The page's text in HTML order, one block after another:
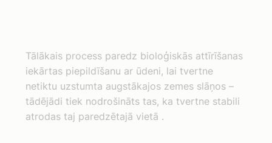
Tālākais process paredz bioloģiskās attīrīšanas
iekārtas piepildīšanu ar ūdeni, lai tvertne
netiktu uzstumta augstākajos zemes slāņos –
tādējādi tiek nodrošināts tas, ka tvertne stabili
atrodas taj paredzētajā vietā .